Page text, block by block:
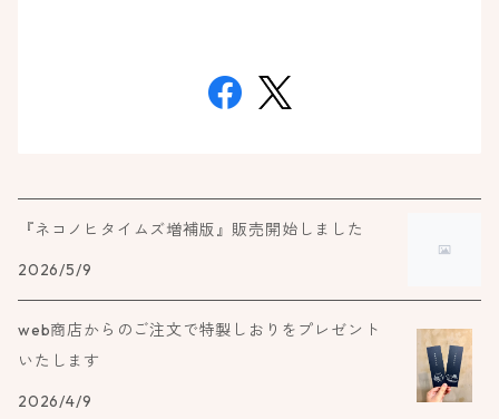
『ネコノヒタイムズ増補版』販売開始しました
2026/5/9
web商店からのご注文で特製しおりをプレゼント
いたします
2026/4/9